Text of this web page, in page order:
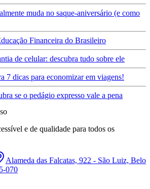
muda no saque-aniversário (e como
Financeira do Brasileiro
de celular: descubra tudo sobre ele
7 dicas para economizar em viagens!
se o pedágio expresso vale a pena
e de qualidade para todos os
Alameda das Falcatas, 922 - São Luiz, Belo
070